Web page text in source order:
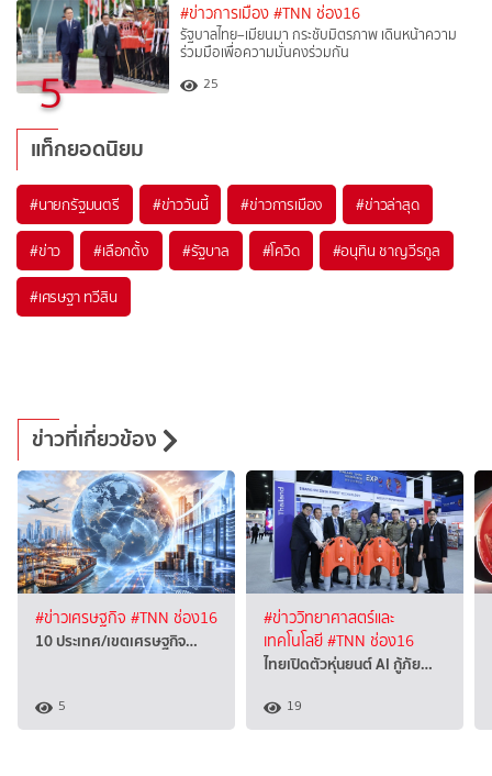
5
#ข่าวการเมือง #TNN ช่อง16
รัฐบาลไทย–เมียนมา กระชับมิตรภาพ เดินหน้าความ
ร่วมมือเพื่อความมั่นคงร่วมกัน
25
แท็กยอดนิยม
#นายกรัฐมนตรี #ข่าววันนี้ #ข่าวการเมือง #ข่าวล่าสุด
#ข่าว #เลือกตั้ง #รัฐบาล #โควิด #อนุทิน ชาญวีรกูล
#เศรษฐา ทวีสิน
ข่าวที่เกี่ยวข้อง
#ข่าวเศรษฐกิจ #TNN ช่อง16
10 ประเทศ/เขตเศรษฐกิจ…
5
#ข่าววิทยาศาสตร์และ
เทคโนโลยี#TNN ช่อง16
ไทยเปิดตัวหุ่นยนต์ AI กู้ภัย…
19